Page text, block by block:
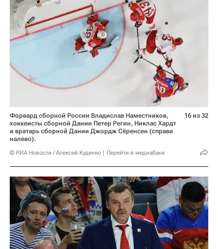
Форвард сборной России Владислав Наместников,
хоккеисты сборной Дании Петер Регин, Никлас Хардт
и вратарь сборной Дании Джордж Сёренсен (справа
налево).
© РИА Новости / Алексей Куденко Перейти в медиабанк
16 из 32